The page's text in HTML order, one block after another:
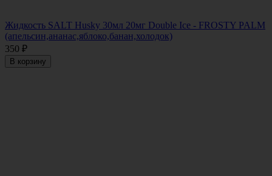
Жидкость SALT Husky 30мл 20мг Double Ice - FROSTY PALM
(апельсин,ананас,яблоко,банан,холодок)
350 ₽
В корзину